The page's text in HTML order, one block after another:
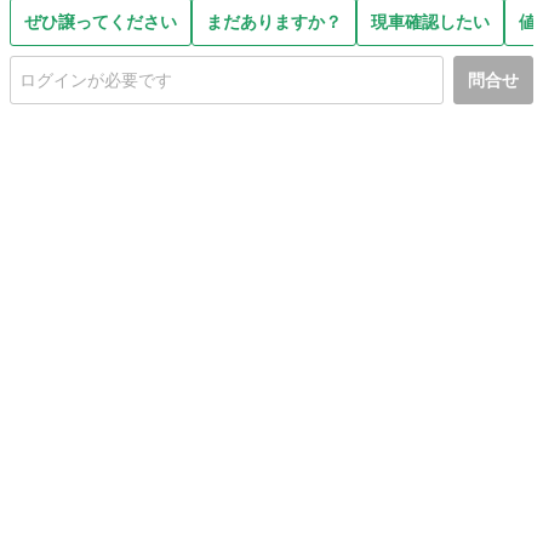
ぜひ譲ってください まだありますか？ 現車確認したい 値
問合せ